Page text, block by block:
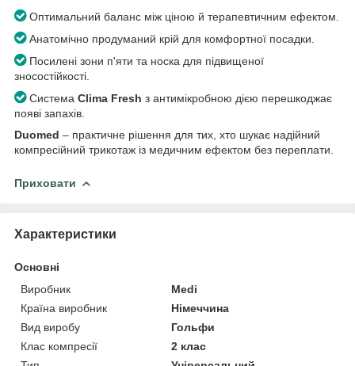
Оптимальний баланс між ціною й терапевтичним ефектом.
Анатомічно продуманий крій для комфортної посадки.
Посилені зони п'яти та носка для підвищеної
зносостійкості.
Система Clima Fresh з антимікробною дією перешкоджає
появі запахів.
Duomed – практичне рішення для тих, хто шукає надійний
компресійний трикотаж із медичним ефектом без переплати.
Приховати
Характеристики
Основні
Виробник
Medi
Країна виробник
Німеччина
Вид виробу
Гольфи
Клас компресії
2 клас